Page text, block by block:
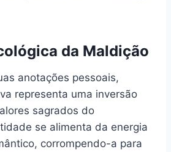
da Maldição
anotações pessoais,
representa uma inversão
sagrados do
se alimenta da energia
corrompendo-a para